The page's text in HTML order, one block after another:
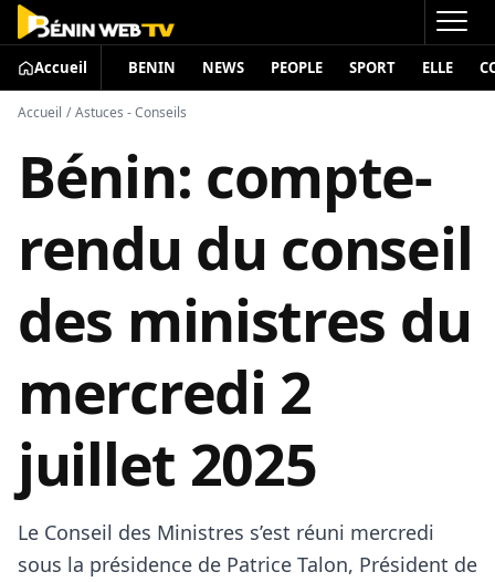
Accueil BENIN NEWS PEOPLE SPORT ELLE
Accueil / Astuces - Conseils
Bénin: compte-
rendu du conseil
des ministres du
mercredi 2
juillet 2025
Le Conseil des Ministres s’est réuni mercredi
sous la présidence de Patrice Talon, Président de